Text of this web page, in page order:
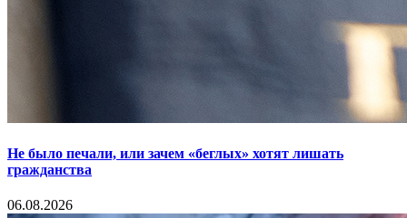
Не было печали, или зачем «беглых» хотят лишать
гражданства
06.08.2026